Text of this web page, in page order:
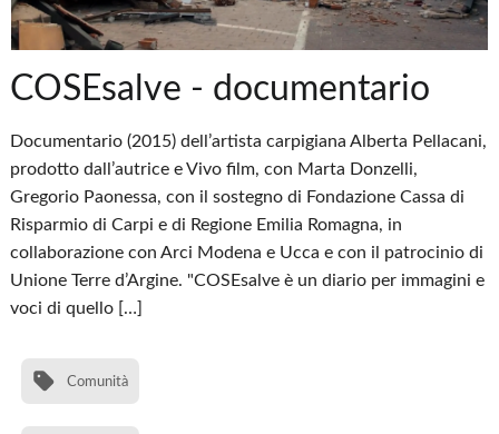
COSEsalve - documentario
Documentario (2015) dell’artista carpigiana Alberta Pellacani,
prodotto dall’autrice e Vivo film, con Marta Donzelli,
Gregorio Paonessa, con il sostegno di Fondazione Cassa di
Risparmio di Carpi e di Regione Emilia Romagna, in
collaborazione con Arci Modena e Ucca e con il patrocinio di
Unione Terre d’Argine. "COSEsalve è un diario per immagini e
voci di quello […]
Comunità